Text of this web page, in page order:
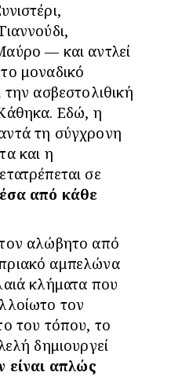
— και αντλεί
μοναδικό
την ασβεστολιθική
Εδώ, η
τη σύγχρονη
και η
σε
από κάθε
αλώβητο από
αμπελώνα
κλήματα που
τον
του τόπου, το
δημιουργεί
είναι απλώς